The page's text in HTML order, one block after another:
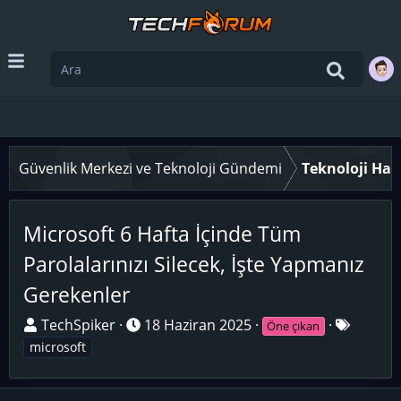
Güvenlik Merkezi ve Teknoloji Gündemi Teknoloji
Microsoft 6 Hafta İçinde Tüm
Parolalarınızı Silecek, İşte Yapmanız
Gerekenler
K
o
u
TechSpiker
B
l
18 Haziran 2025 Öne çıkan
E
k
microsoft